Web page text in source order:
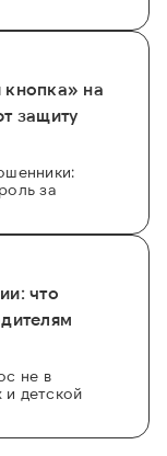
на
защиту
за
что
не в
и детской